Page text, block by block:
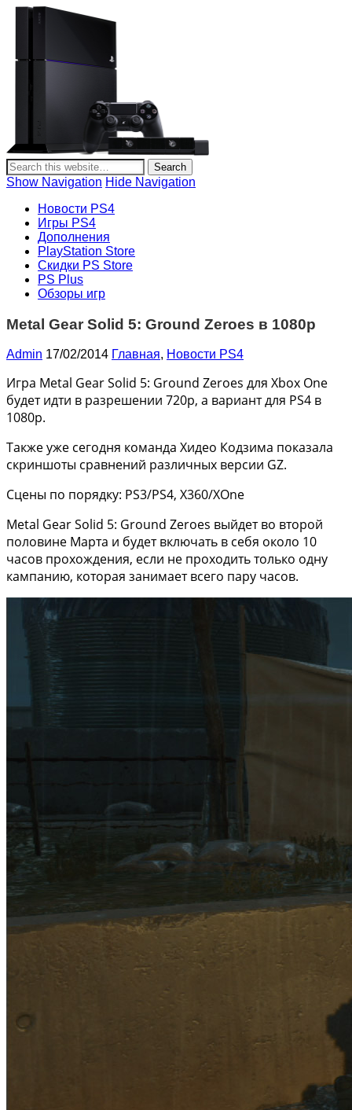
Новости и информация об игровой приставке нового
поколения Sony PlayStation 4, новости игр PS4, обзоры
Show Navigation Hide Navigation
Новости PS4
Игры PS4
Дополнения
PlayStation Store
Скидки PS Store
PS Plus
Обзоры игр
Metal Gear Solid 5: Ground Zeroes в 1080p
Admin 17/02/2014 Главная, Новости PS4
Игра Metal Gear Solid 5: Ground Zeroes для Xbox One
будет идти в разрешении 720p, а вариант для PS4 в
1080p.
Также уже сегодня команда Хидео Кодзима показала
скриншоты сравнений различных версии GZ.
Сцены по порядку: PS3/PS4, X360/XOne
Metal Gear Solid 5: Ground Zeroes выйдет во второй
половине Марта и будет включать в себя около 10
часов прохождения, если не проходить только одну
кампанию, которая занимает всего пару часов.